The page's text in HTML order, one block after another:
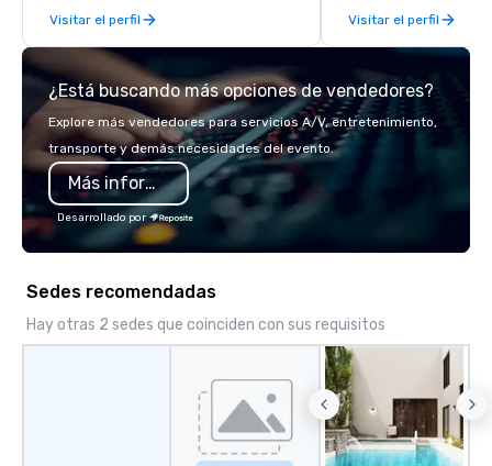
direct line of communication, and
unparalleled customer service.
Visitar el perfil Visitar el perfil
¿Está buscando más opciones de vendedores?
Explore más vendedores para servicios A/V, entretenimiento,
transporte y demás necesidades del evento.
Más información
Desarrollado por
Sedes recomendadas
Hay otras 2 sedes que coinciden con sus requisitos